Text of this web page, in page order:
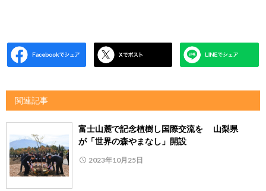
関連記事
富士山麓で記念植樹し国際交流を 山梨県
が「世界の森やまなし」開設
2023年10月25日